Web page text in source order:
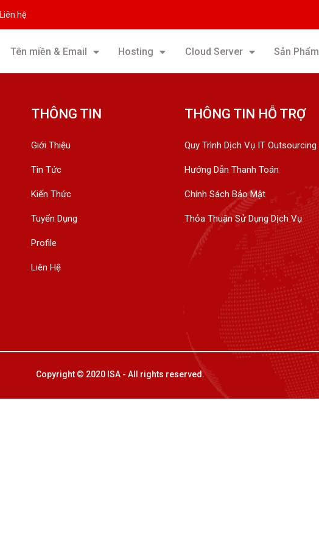
Liên hệ
Tên miền & Email Hosting Cloud Server Sản Phẩm
THÔNG TIN
Giới Thiệu
Tin Tức
Kiến Thức
Tuyển Dụng
Profile
Liên Hệ
THÔNG TIN HỖ TRỢ
Quy Trình Dịch Vụ IT Outsourcing
Hướng Dẫn Thanh Toán
Chính Sách Bảo Mật
Thỏa Thuận Sử Dụng Dịch Vụ
Copyright © 2020 ISA - All rights reserved.